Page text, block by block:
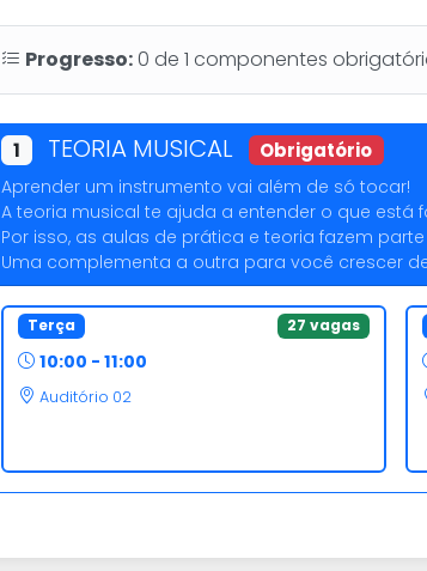
Progresso:0 de 1 componentes
1 TEORIA MUSICAL Obrigatório
Aprender um instrumento vai além de só tocar!
A teoria musical te ajuda a entender o que está
Por isso, as aulas de prática e teoria fazem
Uma complementa a outra para você crescer
Terça 27 vagas
10:00 - 11:00
Auditório 02